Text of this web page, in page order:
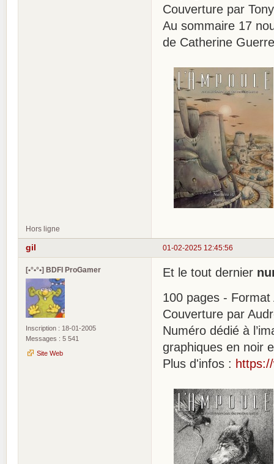
Couverture par
Au sommaire 17
de Catherine
Hors ligne
01-02-2025 12:45:56
gil
[•°•°•] BDFI ProGamer
Inscription : 18-01-2005
Messages : 5 541
Site Web
Et le tout dernier
100 pages -
Couverture par
Numéro dédié à
graphiques en noir
Plus d'infos :